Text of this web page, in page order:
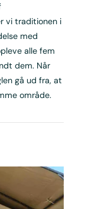
vi traditionen i
med
alle fem
dem. Når
gå ud fra, at
område.